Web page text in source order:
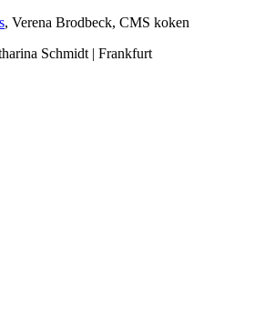
, Verena Brodbeck, CMS koken
Schmidt | Frankfurt